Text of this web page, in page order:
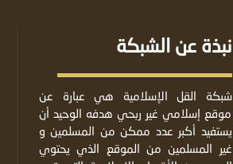
نبذة عن الشبكة
شبكة القل الإسلامية هي عبارة عن
موقع إسلامي غير ربحي هدفه الوحيد أن
يستفيد أكبر عدد ممكن من المسلمين و
غير المسلمين من الموقع الذي يحتوي